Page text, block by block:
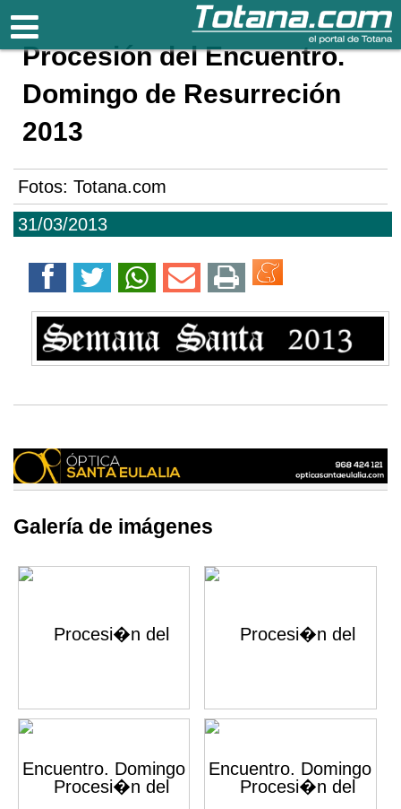
Totana.com
31/03/2013
Procesión del Encuentro.
Domingo de Resurreción
2013
Fotos: Totana.com
Galería de imágenes